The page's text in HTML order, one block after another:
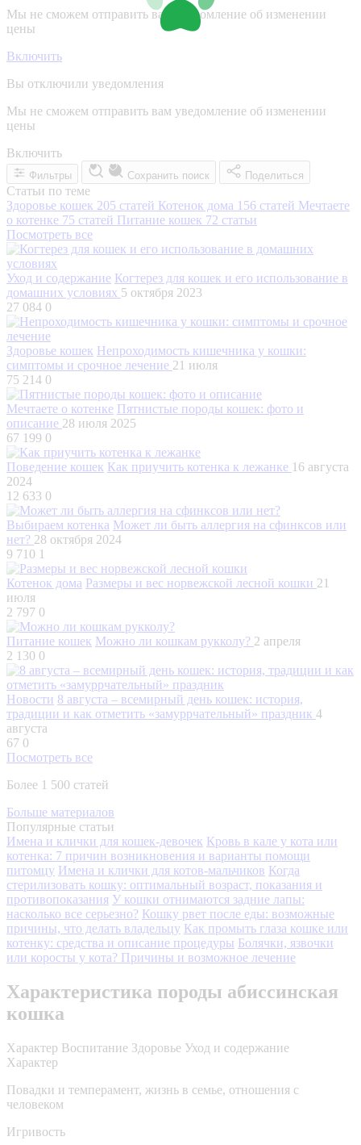
Мы не сможем отправить вам уведомление об изменении
цены
Включить
Вы отключили уведомления
Мы не сможем отправить вам уведомление об изменении
цены
Включить
Фильтры Сохранить поиск Поделиться
Статьи по теме
Здоровье кошек 205 статей Котенок дома 156 статей Мечтаете
о котенке 75 статей Питание кошек 72 статьи
Посмотреть все
Уход и содержание Когтерез для кошек и его использование в
домашних условиях 5 октября 2023
27 084 0
Здоровье кошек Непроходимость кишечника у кошки:
симптомы и срочное лечение 21 июля
75 214 0
Мечтаете о котенке Пятнистые породы кошек: фото и
описание 28 июля 2025
67 199 0
Поведение кошек Как приучить котенка к лежанке 16 августа
2024
12 633 0
Выбираем котенка Может ли быть аллергия на сфинксов или
нет? 28 октября 2024
9 710 1
Котенок дома Размеры и вес норвежской лесной кошки 21
июля
2 797 0
Питание кошек Можно ли кошкам рукколу? 2 апреля
2 130 0
Новости 8 августа – всемирный день кошек: история,
традиции и как отметить «замуррчательный» праздник 4
августа
67 0
Посмотреть все
Более 1 500 статей
Больше материалов
Популярные статьи
Имена и клички для кошек-девочек Кровь в кале у кота или
котенка: 7 причин возникновения и варианты помощи
питомцу Имена и клички для котов-мальчиков Когда
стерилизовать кошку: оптимальный возраст, показания и
противопоказания У кошки отнимаются задние лапы:
насколько все серьезно? Кошку рвет после еды: возможные
причины, что делать владельцу Как промыть глаза кошке или
котенку: средства и описание процедуры Болячки, язвочки
или коросты у кота? Причины и возможное лечение
Характеристика породы абиссинская
кошка
Характер Воспитание Здоровье Уход и содержание
Характер
Повадки и темперамент, жизнь в семье, отношения с
человеком
Игривость